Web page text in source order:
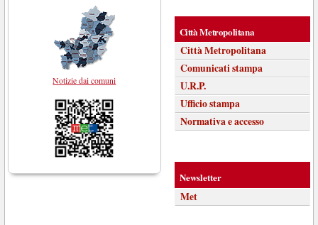
Notizie dai comuni
Città Metropolitana
Città Metropolitana
Comunicati stampa
U.R.P.
Ufficio stampa
Normativa e accesso
Newsletter
Met